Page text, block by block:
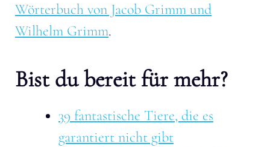
Wörterbuch von Jacob Grimm und
Wilhelm Grimm.
Bist du bereit für mehr?
39 fantastische Tiere, die es
garantiert nicht gibt